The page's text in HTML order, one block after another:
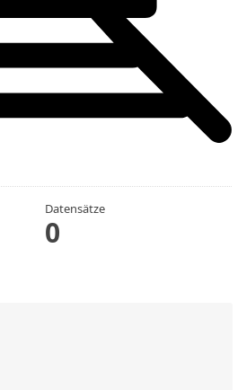
Datensätze
0